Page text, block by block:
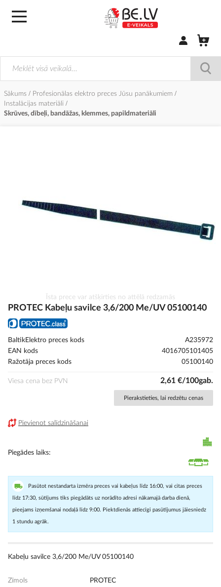
Pierakstīties/
Sākums
Profesionālas elektro preces Jūsu panākumiem
Instalācijas materiāli
Skrūves, dībeļi, bandāžas, klemmes, papildmateriāli
uz
sākumu
Īsta prece var atšķirties no attēlā redzamās
PROTEC Kabeļu savilce 3,6/200 Me/UV 05100140
BaltikElektro preces kods
A235972
EAN kods
4016705101405
Ražotāja preces kods
05100140
Viesa cena bez PVN 2,61 €/100gab.
Pierakstieties, lai redzētu cenas
Pievienot salīdzināšanai
Piegādes laiks
Pasūtot nestandarta izmēra preces vai kabeļus līdz 16:00, vai citas preces
līdz 17:30, sūtījums tiks piegādāts uz norādīto adresi nākamajā darba dienā,
pieejams izņemšanai nodaļā līdz 9:00. Piektdienās attiecīgi pasūtījumus jāiesniedz
1 stundu agrāk.
Kabeļu savilce 3,6/200 Me/UV 05100140
Zīmols
PROTEC